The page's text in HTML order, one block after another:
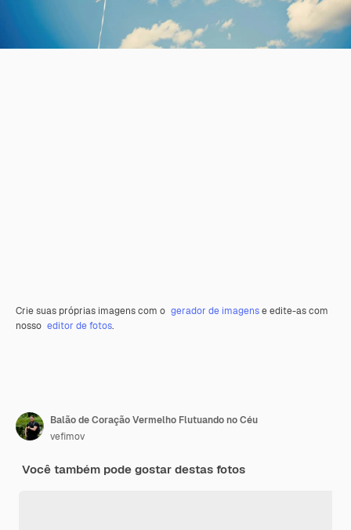
Crie suas próprias imagens com o gerador de imagense edite-as com
nosso editor de fotos.
Balão de Coração Vermelho Flutuando no Céu
vefimov
Você também pode gostar destas fotos